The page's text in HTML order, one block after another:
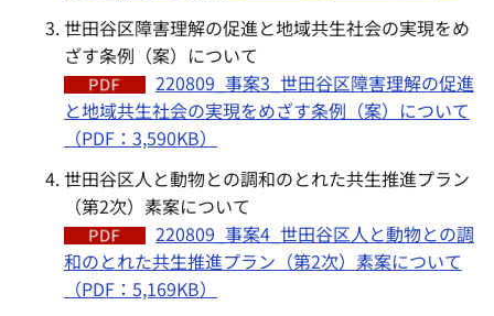
世田谷区障害理解の促進と地域共生社会の実現をめ
ざす条例（案）について
220809_事案3_世田谷区障害理解の促進
と地域共生社会の実現をめざす条例（案）について
（PDF：3,590KB）
世田谷区人と動物との調和のとれた共生推進プラン
（第2次）素案について
220809_事案4_世田谷区人と動物との調
和のとれた共生推進プラン（第2次）素案について
（PDF：5,169KB）